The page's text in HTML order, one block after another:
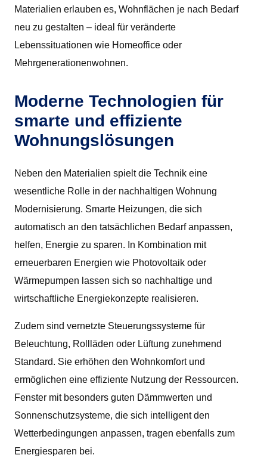
Materialien erlauben es, Wohnflächen je nach Bedarf
neu zu gestalten – ideal für veränderte
Lebenssituationen wie Homeoffice oder
Mehrgenerationenwohnen.
Moderne Technologien für
smarte und effiziente
Wohnungslösungen
Neben den Materialien spielt die Technik eine
wesentliche Rolle in der nachhaltigen Wohnung
Modernisierung. Smarte Heizungen, die sich
automatisch an den tatsächlichen Bedarf anpassen,
helfen, Energie zu sparen. In Kombination mit
erneuerbaren Energien wie Photovoltaik oder
Wärmepumpen lassen sich so nachhaltige und
wirtschaftliche Energiekonzepte realisieren.
Zudem sind vernetzte Steuerungssysteme für
Beleuchtung, Rollläden oder Lüftung zunehmend
Standard. Sie erhöhen den Wohnkomfort und
ermöglichen eine effiziente Nutzung der Ressourcen.
Fenster mit besonders guten Dämmwerten und
Sonnenschutzsysteme, die sich intelligent den
Wetterbedingungen anpassen, tragen ebenfalls zum
Energiesparen bei.